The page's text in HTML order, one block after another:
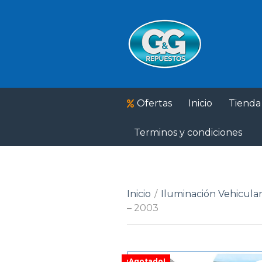
Ofertas Inicio Tienda
Terminos y condiciones
Inicio / Iluminación Vehicular
– 2003